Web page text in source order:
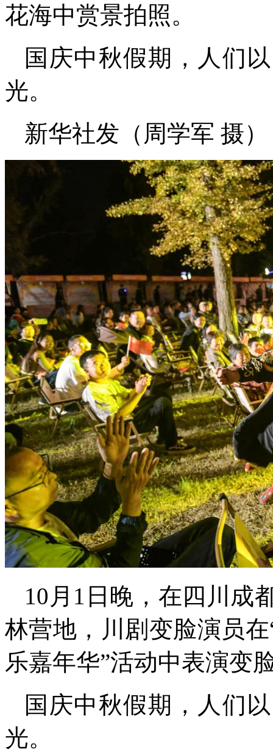
花海中赏景拍照。
国庆中秋假期，人们
光。
新华社发（周学军 摄）
10月1日晚，在四川成
林营地，川剧变脸演员
乐嘉年华”活动中表演变
国庆中秋假期，人们
光。